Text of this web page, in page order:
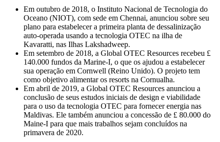
Em outubro de 2018, o Instituto Nacional de Tecnologia do
Oceano (NIOT), com sede em Chennai, anunciou sobre seu
plano para estabelecer a primeira planta de dessalinização
auto-operada usando a tecnologia OTEC na ilha de
Kavaratti, nas Ilhas Lakshadweep.
Em setembro de 2018, a Global OTEC Resources recebeu £
140.000 fundos da Marine-I, o que os ajudou a estabelecer
sua operação em Cornwell (Reino Unido). O projeto tem
como objetivo alimentar os resorts na Cornualha.
Em abril de 2019, a Global OTEC Resources anunciou a
conclusão de seus estudos iniciais de design e viabilidade
para o uso da tecnologia OTEC para fornecer energia nas
Maldivas. Ele também anunciou a concessão de £ 80.000 do
Maine-I para que mais trabalhos sejam concluídos na
primavera de 2020.